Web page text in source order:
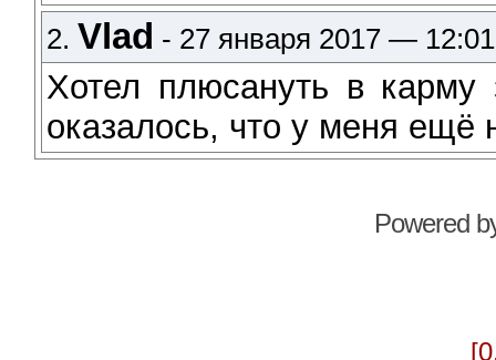
2. Vlad - 27 января 2017 —
Хотел плюсануть в
оказалось, что у меня ещё
Powered